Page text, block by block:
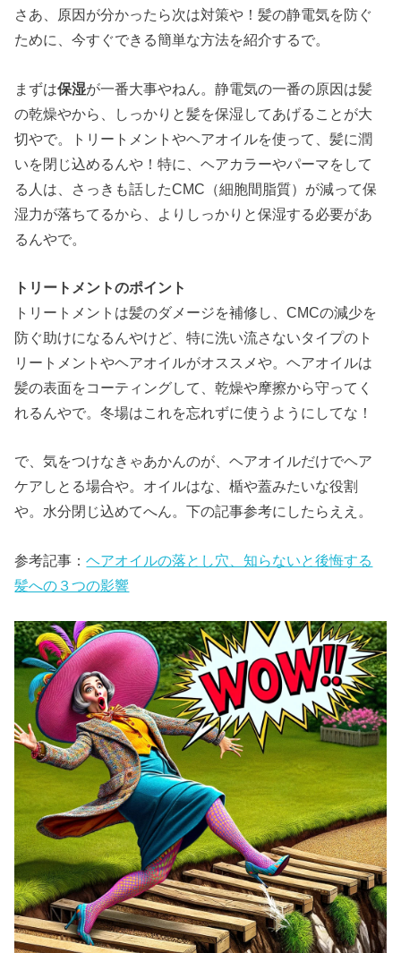
さあ、原因が分かったら次は対策や！髪の静電気を防ぐ
ために、今すぐできる簡単な方法を紹介するで。
まずは保湿が一番大事やねん。静電気の一番の原因は髪
の乾燥やから、しっかりと髪を保湿してあげることが大
切やで。トリートメントやヘアオイルを使って、髪に潤
いを閉じ込めるんや！特に、ヘアカラーやパーマをして
る人は、さっきも話したCMC（細胞間脂質）が減って保
湿力が落ちてるから、よりしっかりと保湿する必要があ
るんやで。
トリートメントのポイント
トリートメントは髪のダメージを補修し、CMCの減少を
防ぐ助けになるんやけど、特に洗い流さないタイプのト
リートメントやヘアオイルがオススメや。ヘアオイルは
髪の表面をコーティングして、乾燥や摩擦から守ってく
れるんやで。冬場はこれを忘れずに使うようにしてな！
で、気をつけなきゃあかんのが、ヘアオイルだけでヘア
ケアしとる場合や。オイルはな、楯や蓋みたいな役割
や。水分閉じ込めてへん。下の記事参考にしたらええ。
参考記事：ヘアオイルの落とし穴、知らないと後悔する
髪への３つの影響